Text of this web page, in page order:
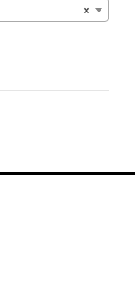
×